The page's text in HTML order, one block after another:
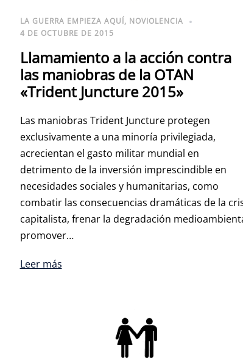
LA GUERRA EMPIEZA AQUÍ, NOVIOLENCIA
4 DE OCTUBRE DE 2015
Llamamiento a la acción contra
las maniobras de la OTAN
«Trident Juncture 2015»
Las maniobras Trident Juncture protegen
exclusivamente a una minoría privilegiada,
acrecientan el gasto militar mundial en
detrimento de la inversión imprescindible en
necesidades sociales y humanitarias, como
combatir las consecuencias dramáticas de la
capitalista, frenar la degradación
promover…
Leer más